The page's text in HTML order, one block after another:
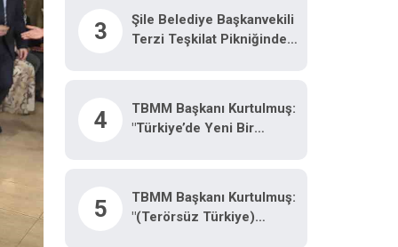
3
Şile Belediye Başkanvekili
Terzi Teşkilat Pikniğinde
4
TBMM Başkanı Kurtulmuş:
"Türkiye’de Yeni Bir
5
TBMM Başkanı Kurtulmuş:
"(Terörsüz Türkiye)